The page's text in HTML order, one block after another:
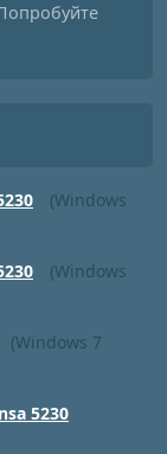
(Windows
(Windows
(Windows 7
5230